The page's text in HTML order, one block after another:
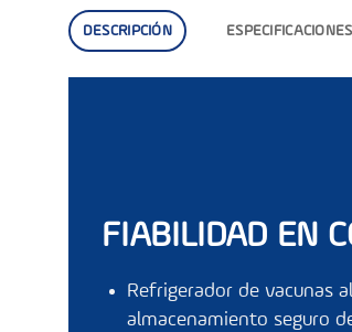
DESCRIPCIÓN
FIABILIDAD EN
Refrigerador de vacunas
almacenamiento seguro